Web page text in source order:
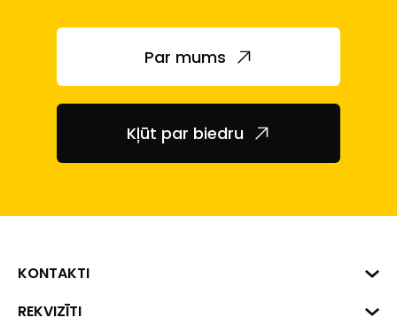
Par mums
Kļūt par biedru
KONTAKTI
Biznesa centrs "VERDE" Roberta
REKVIZĪTI